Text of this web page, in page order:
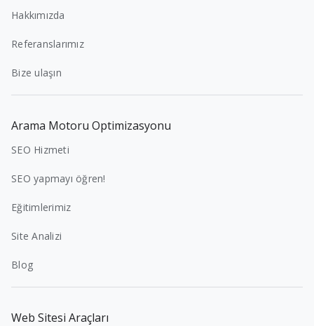
Hakkımızda
Referanslarımız
Bize ulaşın
Arama Motoru Optimizasyonu
SEO Hizmeti
SEO yapmayı öğren!
Eğitimlerimiz
Site Analizi
Blog
Web Sitesi Araçları